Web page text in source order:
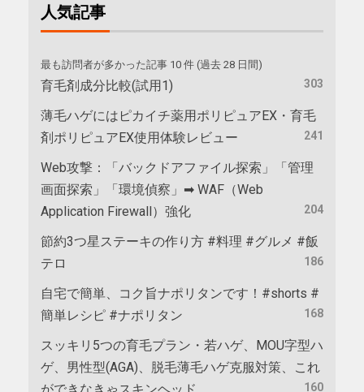
人気記事
最も訪問者が多かった記事 10 件 (過去 28 日間)
育毛剤成分比較(試用1) 303
薄毛ハゲにはピカイチ薬用ポリピュアEX・育毛
剤ポリピュアEX使用体験レビュー
241
Web攻撃：「バックドアファイル探索」「管理
画面探索」「環境偵察」➡ WAF（Web
Application Firewall）強化
204
節約3つ星ステーキの作り方 #料理 #グルメ #飯
テロ
186
自宅で簡単、コク旨ナポリタンです！#shorts #
簡単レシピ #ナポリタン
168
スッキリ5つの育毛プラン・若ハゲ、MOU字型ハ
ゲ、男性型(AGA)、脱毛薄毛ハゲ克服対策、これ
160